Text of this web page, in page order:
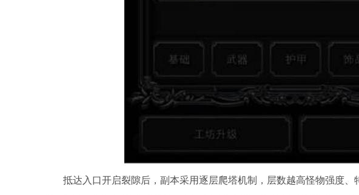
抵达入口开启裂隙后，副本采用逐层爬塔机制，层数越高怪物强度